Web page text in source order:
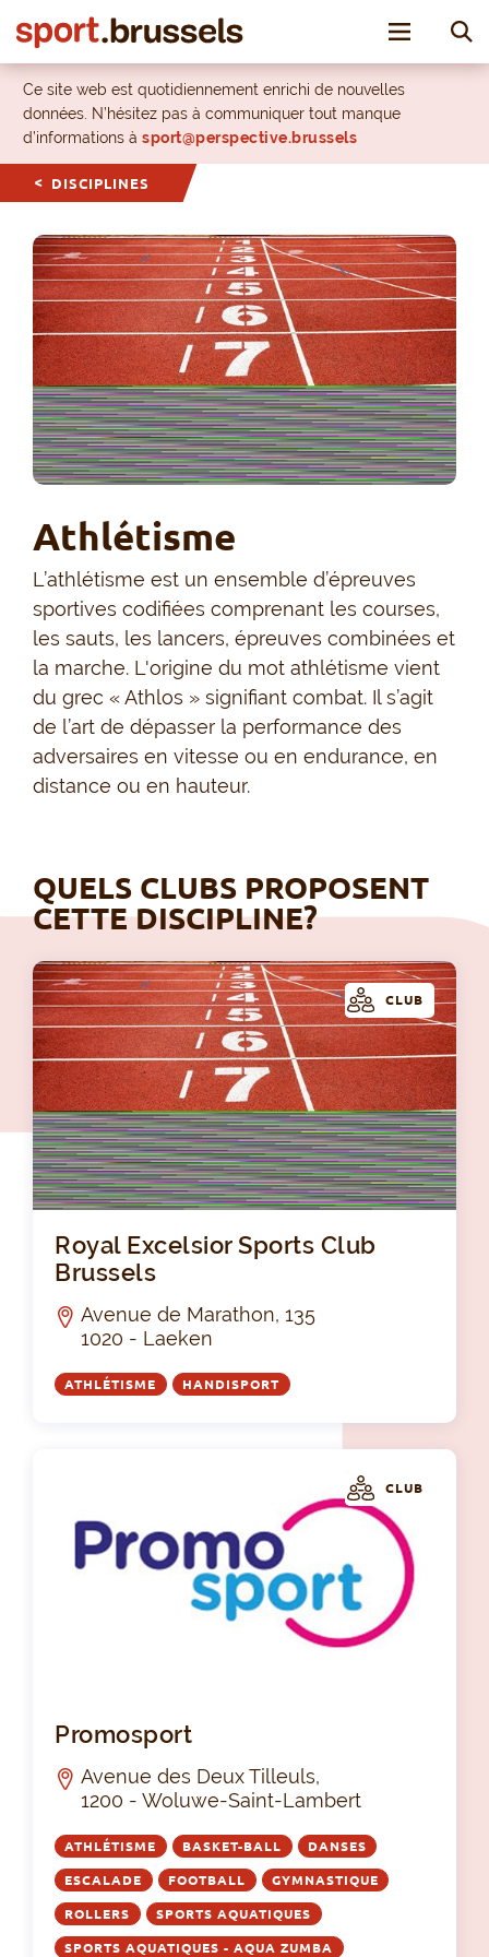
Toggle
Ce site web est quotidiennement enrichi de nouvelles
données. N’hésitez pas à communiquer tout manque
d’informations à sport@perspective.brussels
DISCIPLINES
Athlétisme
L’athlétisme est un ensemble d’épreuves
sportives codifiées comprenant les courses,
les sauts, les lancers, épreuves combinées et
la marche. L'origine du mot athlétisme vient
du grec « Athlos » signifiant combat. Il s’agit
de l’art de dépasser la performance des
adversaires en vitesse ou en endurance, en
distance ou en hauteur.
QUELS CLUBS PROPOSENT
CETTE DISCIPLINE?
CLUB
Royal Excelsior Sports Club
Brussels
Avenue de Marathon, 135
1020 - Laeken
ATHLÉTISME HANDISPORT
CLUB
Promosport
Avenue des Deux Tilleuls,
1200 - Woluwe-Saint-Lambert
ATHLÉTISME BASKET-BALL DANSES
ESCALADE FOOTBALL GYMNASTIQUE
ROLLERS SPORTS AQUATIQUES
SPORTS AQUATIQUES - AQUA ZUMBA